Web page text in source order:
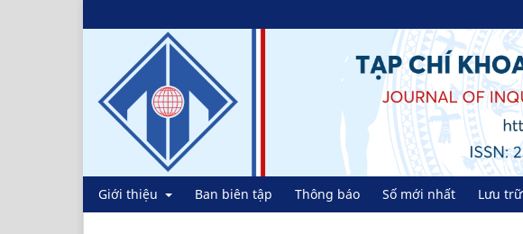
Giới thiệu Ban biên tập Thông báo Số mới nhất Lưu trữ